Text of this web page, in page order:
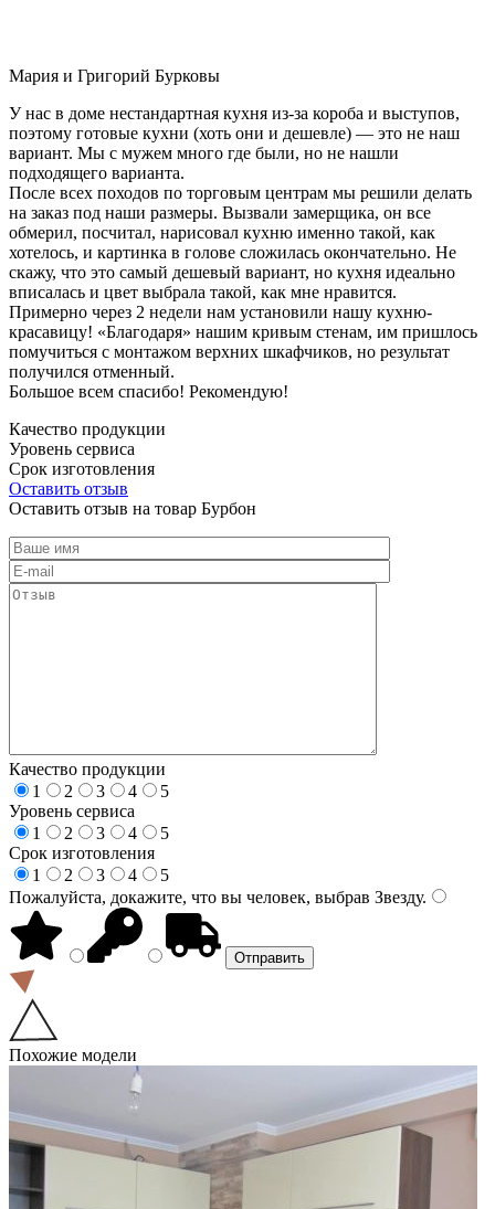
Мария и Григорий Бурковы
У нас в доме нестандартная кухня из-за короба и выступов,
поэтому готовые кухни (хоть они и дешевле) — это не наш
вариант. Мы с мужем много где были, но не нашли
подходящего варианта.
После всех походов по торговым центрам мы решили делать
на заказ под наши размеры. Вызвали замерщика, он все
обмерил, посчитал, нарисовал кухню именно такой, как
хотелось, и картинка в голове сложилась окончательно. Не
скажу, что это самый дешевый вариант, но кухня идеально
вписалась и цвет выбрала такой, как мне нравится.
Примерно через 2 недели нам установили нашу кухню-
красавицу! «Благодаря» нашим кривым стенам, им пришлось
помучиться с монтажом верхних шкафчиков, но результат
получился отменный.
Большое всем спасибо! Рекомендую!
Качество продукции
Уровень сервиса
Срок изготовления
Оставить отзыв
Оставить отзыв на товар Бурбон
Качество продукции
1
2 3 4
5
Уровень сервиса
1
2 3 4
5
Срок изготовления
1
2 3 4
5
Пожалуйста, докажите, что вы человек, выбрав Звезду.
Похожие модели